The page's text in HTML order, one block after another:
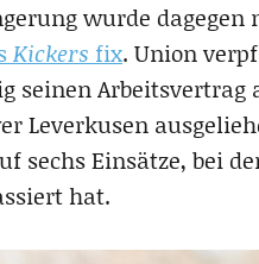
wurde
Kickers fix. Union
seinen Arbeitsvertrag
Leverkusen
sechs Einsätze, bei
hat.